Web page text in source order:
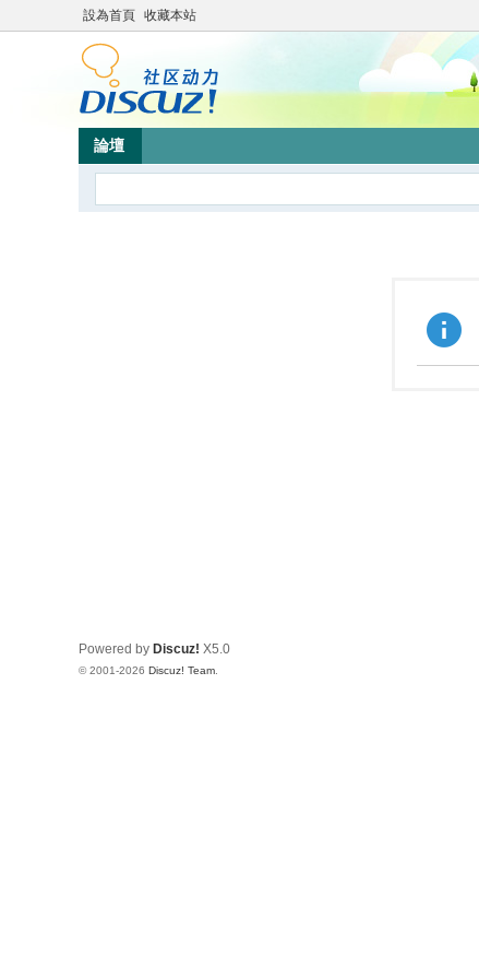
設為首頁 收藏本站
論壇
Powered by Discuz! X5.0
© 2001-2026 Discuz! Team